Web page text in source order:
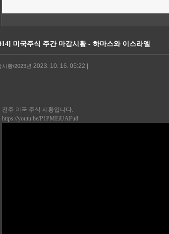
미국주식 주간 마감시황 - 하마스와 이스라엘
시황/2023년 2023. 10. 16. 05:22 |
전주 미국 주식 시황입니다.
https://youtu.be/P1PMEiUAFu8